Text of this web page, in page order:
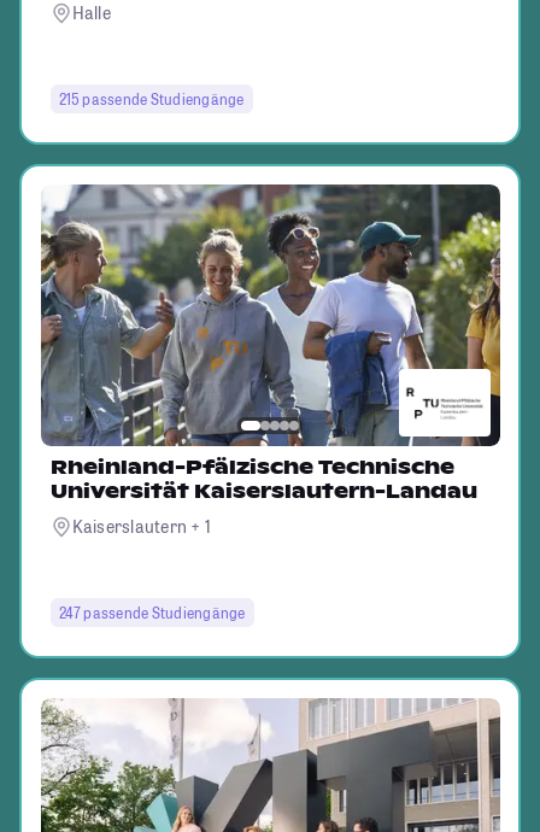
Halle
215 passende Studiengänge
Rheinland-Pfälzische Technische
Universität Kaiserslautern-Landau
Kaiserslautern + 1
247 passende Studiengänge